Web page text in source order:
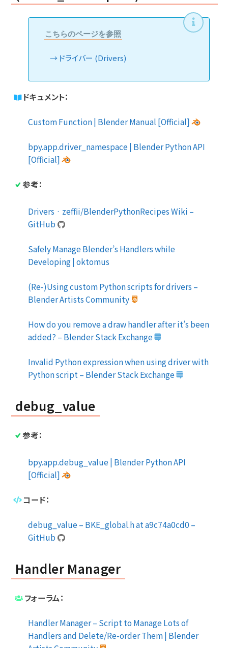
こちらのページを参照
ドライバー (Drivers)
ドキュメント：
Custom Function | Blender Manual [Official]
bpy.app.driver_namespace | Blender Python API
[Official]
参考：
Drivers · zeffii/BlenderPythonRecipes Wiki –
GitHub
Safely Manage Blender’s Handlers while
Developing | oktomus
(Re-)Using custom Python scripts for drivers –
Blender Artists Community
How do you remove a draw handler after it’s been
added? – Blender Stack Exchange
Invalid Python expression when using driver with
Python script – Blender Stack Exchange
debug_value
参考：
bpy.app.debug_value | Blender Python API
[Official]
コード：
debug_value – BKE_global.h at a9c74a0cd0 –
GitHub
Handler Manager
フォーラム：
Handler Manager – Script to Manage Lots of
Handlers and Delete/Re-order Them | Blender